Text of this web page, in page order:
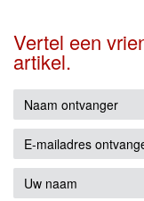
Vertel een
artikel.